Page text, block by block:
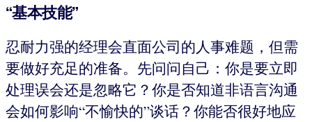
“基本技能”
忍耐力强的经理会直面公司的人事难题，但需
要做好充足的准备。先问问自己：你是要立即
处理误会还是忽略它？你是否知道非语言沟通
会如何影响“不愉快的”谈话？你能否很好地应